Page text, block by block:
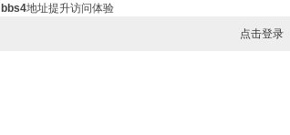
bbs4地址提升访问体验
点击登录